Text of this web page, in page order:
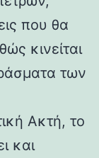
που θα
κινείται
των
Ακτή, το
και